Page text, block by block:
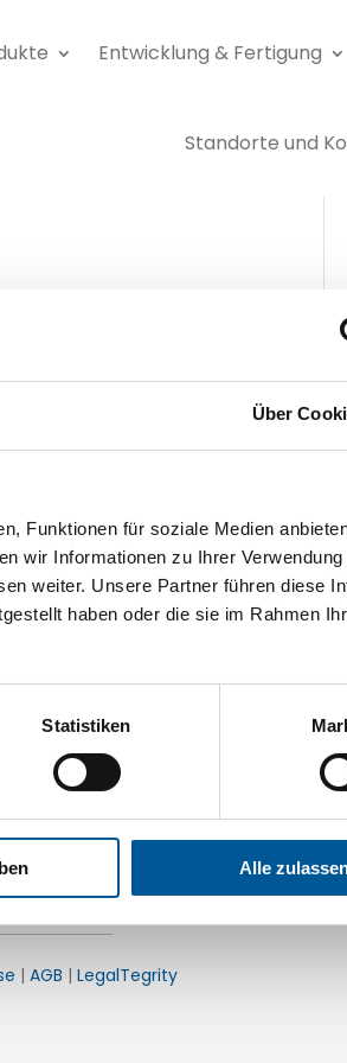
Über
Funktionen für soziale Medien
wir Informationen zu Ihrer
weiter. Unsere Partner führen diese
haben oder die sie im Rahmen
Statistiken
Alle
Entwicklung & Fertigung
Standorte und
20 | E-Mail:info@si-coatings.com
| AGB | LegalTegrity